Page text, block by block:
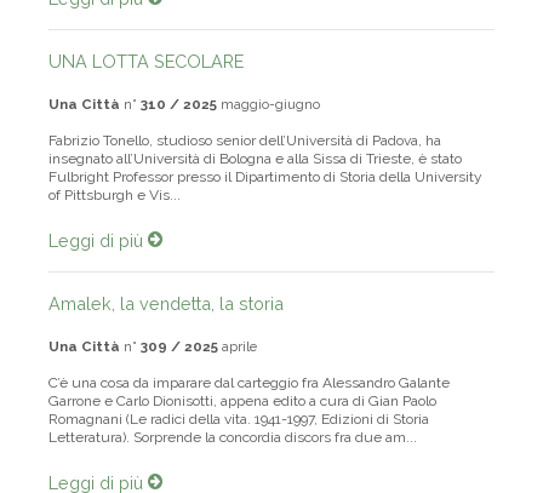
Leggi di più
UNA LOTTA SECOLARE
Una Città n° 310 / 2025 maggio-giugno
Fabrizio Tonello, studioso senior dell’Università di Padova, ha
insegnato all’Università di Bologna e alla Sissa di Trieste, è stato
Fulbright Professor presso il Dipartimento di Storia della University
of Pittsburgh e Vis...
Leggi di più
Amalek, la vendetta, la storia
Una Città n° 309 / 2025 aprile
C’è una cosa da imparare dal carteggio fra Alessandro Galante
Garrone e Carlo Dionisotti, appena edito a cura di Gian Paolo
Romagnani (Le radici della vita. 1941-1997, Edizioni di Storia
Letteratura). Sorprende la concordia discors fra due am...
Leggi di più